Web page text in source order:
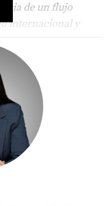
de un flujo
internacional y
genera un
inmobiliarias,
en la
tanto a corto como
opciones para
en el
propiedades